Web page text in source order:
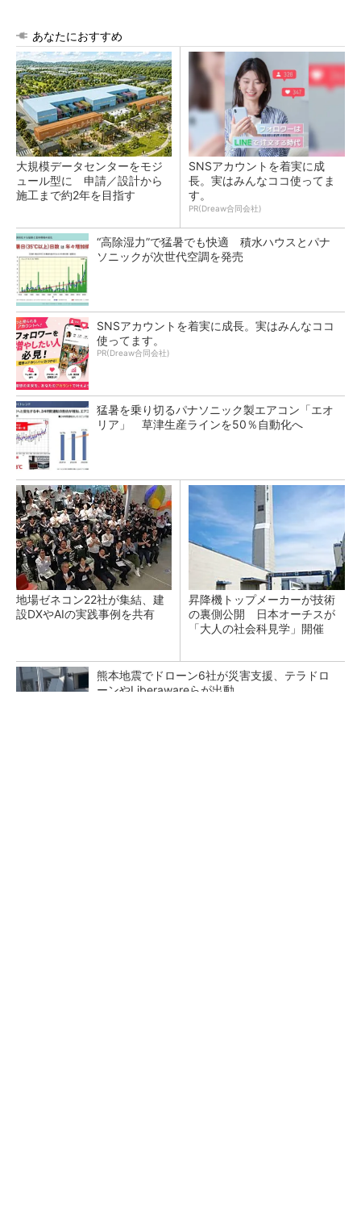
あなたにおすすめ
大規模データセンターをモジ
ュール型に 申請／設計から
施工まで約2年を目指す
SNSアカウントを着実に成
長。実はみんなココ使ってま
す。
PR(Dreaw合同会社)
“高除湿力”で猛暑でも快適 積水ハウスとパナ
ソニックが次世代空調を発売
SNSアカウントを着実に成長。実はみんなココ
使ってます。
PR(Dreaw合同会社)
猛暑を乗り切るパナソニック製エアコン「エオ
リア」 草津生産ラインを50％自動化へ
地場ゼネコン22社が集結、建
設DXやAIの実践事例を共有
昇降機トップメーカーが技術
の裏側公開 日本オーチスが
「大人の社会科見学」開催
熊本地震でドローン6社が災害支援、テラドロ
ーンやLiberawareらが出動